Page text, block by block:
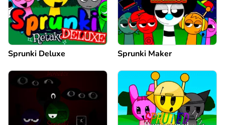
Sprunki Deluxe Sprunki Maker